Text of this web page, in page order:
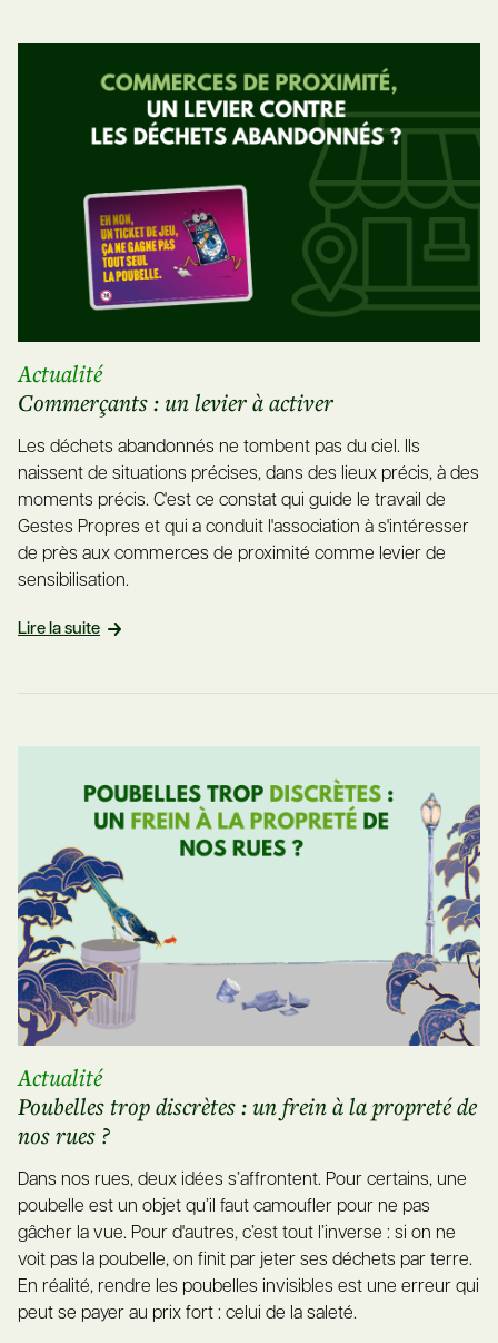
Actualité
Commerçants : un levier à activer
Les déchets abandonnés ne tombent pas du ciel. Ils
naissent de situations précises, dans des lieux précis, à des
moments précis. C'est ce constat qui guide le travail de
Gestes Propres et qui a conduit l'association à s'intéresser
de près aux commerces de proximité comme levier de
sensibilisation.
Lire la suite
Actualité
Poubelles trop discrètes : un frein à la propreté de
nos rues ?
Dans nos rues, deux idées s’affrontent. Pour certains, une
poubelle est un objet qu’il faut camoufler pour ne pas
gâcher la vue. Pour d'autres, c’est tout l’inverse : si on ne
voit pas la poubelle, on finit par jeter ses déchets par terre.
En réalité, rendre les poubelles invisibles est une erreur qui
peut se payer au prix fort : celui de la saleté.